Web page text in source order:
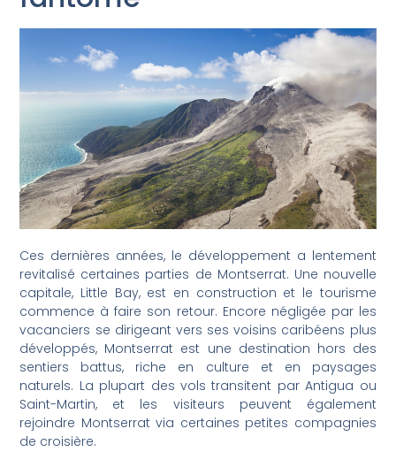
Ces dernières années, le développement a lentement
revitalisé certaines parties de Montserrat. Une nouvelle
capitale, Little Bay, est en construction et le tourisme
commence à faire son retour. Encore négligée par les
vacanciers se dirigeant vers ses voisins caribéens plus
développés, Montserrat est une destination hors des
sentiers battus, riche en culture et en paysages
naturels. La plupart des vols transitent par Antigua ou
Saint-Martin, et les visiteurs peuvent également
rejoindre Montserrat via certaines petites compagnies
de croisière.